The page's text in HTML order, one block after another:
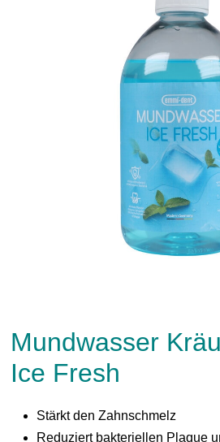
Mundwasser
Ice Fresh
Stärkt den Zahnschmelz
Reduziert bakteriellen Plaque